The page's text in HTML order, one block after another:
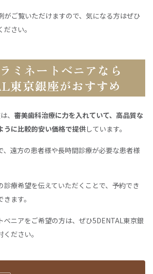
がご覧いただけますので、気になる方はぜひ
さい。
ミネートべニアなら
東京銀座がおすすめ
、 審美歯科治療に力を入れていて、高品質な
うに比較的安い価格で提供しています。
、遠方の患者様や長時間診療が必要な患者様
診療希望を伝えていただくことで、予約でき
ます。
べニアをご希望の方は、ぜひ5DENTAL東京銀
ださい。